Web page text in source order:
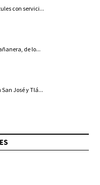
con servici...
de lo...
José y Tlá...